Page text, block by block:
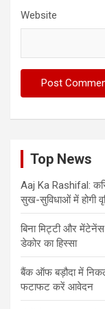
Website
Top News
Aaj Ka Rashifal:
सुख-सुविधाओं में होगी
बिना मिट्टी और
डेकोर का हिस्‍सा
बैंक ऑफ बड़ौदा में
फटाफट करें आवेदन